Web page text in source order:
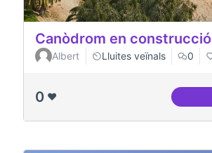
Canòdrom en construcció
Albert Lluites veïnals 0
0 ❤️